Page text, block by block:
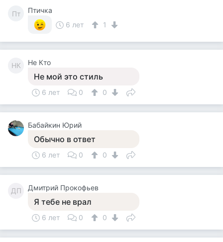
Пт
Птичка
6 лет
1
НК Не Кто
Не мой это стиль
6 лет 0 0
Бабайкин Юрий
Обычно в ответ
6 лет 0 0
ДП Дмитрий Прокофьев
Я тебе не врал
6 лет 0 0